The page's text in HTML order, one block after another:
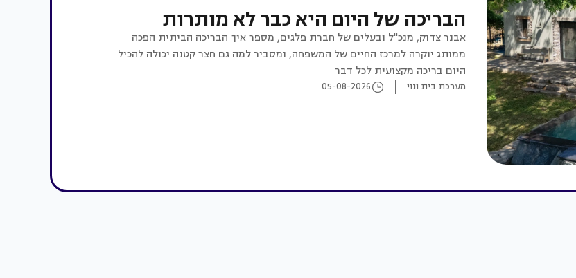
הבריכה של היום היא כבר לא מותרות
אבנר צדוק, מנכ"ל ובעלים של חברת פלגים, מספר איך הבריכה הביתית הפכה
ממותג יוקרה למרכז החיים של המשפחה, ומסביר למה גם חצר קטנה יכולה להכיל
היום בריכה מקצועית לכל דבר
מערכת בית ונוי 05-08-2026